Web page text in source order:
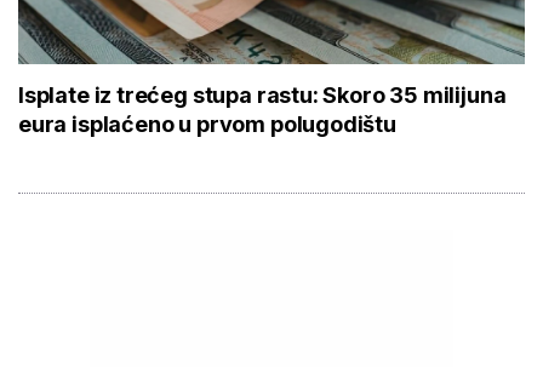
Isplate iz trećeg stupa rastu: Skoro 35 milijuna
eura isplaćeno u prvom polugodištu